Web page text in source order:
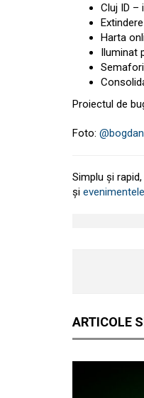
Cluj ID –
Harta
Iluminat
Proiectul de
Foto:
Simplu și rapid,
și evenimentele
ARTICOLE